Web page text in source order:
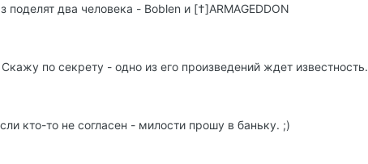
два человека - Boblen и [†]ARMAGEDDON
по секрету - одно из его произведений ждет известность.
кто-то не согласен - милости прошу в баньку. ;)